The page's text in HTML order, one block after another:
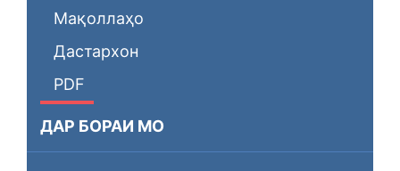
Мақоллаҳо
Дастархон
PDF
ДАР БОРАИ МО